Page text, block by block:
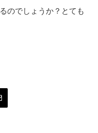
のでしょうか？とても